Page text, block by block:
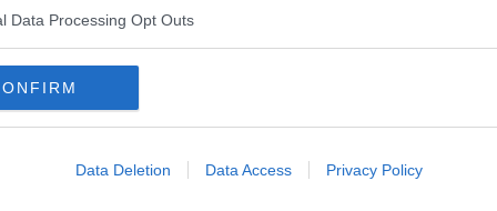
Data Processing Opt Outs
Data Deletion Data Access Privacy Policy
parco dell'anconella